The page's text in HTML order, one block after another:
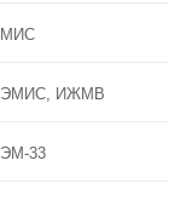
ИЖМВ
33